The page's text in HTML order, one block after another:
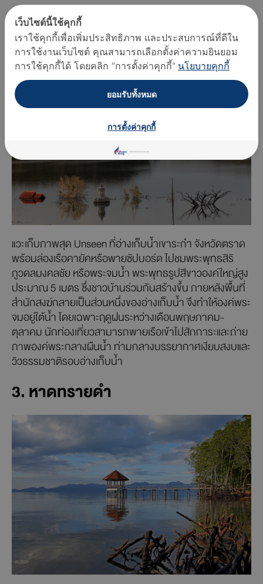
2. พระพุทธสิริภูวดลมงคลชัย พระจม
น้ำ เขาระกำ
แวะเก็บภาพสุด Unseen ที่อ่างเก็บน้ำเขาระกำ จังหวัดตราด
พร้อมล่องเรือคายัคหรือพายซัปบอร์ด ไปชมพระพุทธสิริ
ภูวดลมงคลชัย หรือพระจมน้ำ พระพุทธรูปสีขาวองค์ใหญ่สูง
ประมาณ 5 เมตร ซึ่งชาวบ้านร่วมกันสร้างขึ้น ภายหลังพื้นที่
สำนักสงฆ์กลายเป็นส่วนหนึ่งของอ่างเก็บน้ำ จึงทำให้องค์พระ
จมอยู่ใต้น้ำ โดยเฉพาะฤดูฝนระหว่างเดือนพฤษภาคม-
ตุลาคม นักท่องเที่ยวสามารถพายเรือเข้าไปสักการะและถ่าย
ภาพองค์พระกลางผืนน้ำ ท่ามกลางบรรยากาศเงียบสงบและ
วิวธรรมชาติรอบอ่างเก็บน้ำ
3. หาดทรายดำ
เว็บไซต์นี้ใช้คุกกี้
เราใช้คุกกี้เพื่อเพิ่มประสิทธิภาพ และประสบการณ์ที่ดีใน
การใช้งานเว็บไซต์ คุณสามารถเลือกตั้งค่าความยินยอม
การใช้คุกกี้ได้ โดยคลิก "การตั้งค่าคุกกี้" นโยบายคุกกี้
ยอมรับทั้งหมด
การตั้งค่าคุกกี้